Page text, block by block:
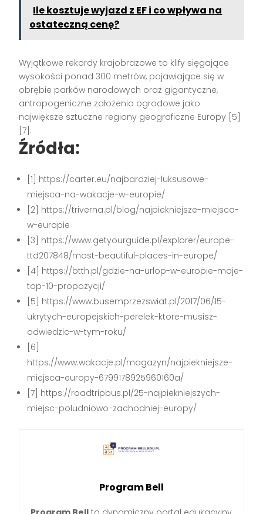
Ile kosztuje wyjazd z EF i co wpływa na
ostateczną cenę?
Wyjątkowe rekordy krajobrazowe to klify sięgające
wysokości ponad 300 metrów, pojawiające się w
obrębie parków narodowych oraz gigantyczne,
antropogeniczne założenia ogrodowe jako
największe sztuczne regiony geograficzne Europy [5]
[7].
Źródła:
[1] https://carter.eu/najbardziej-luksusowe-
miejsca-na-wakacje-w-europie/
[2] https://triverna.pl/blog/najpiekniejsze-miejsca-
w-europie
[3] https://www.getyourguide.pl/explorer/europe-
ttd207848/most-beautiful-places-in-europe/
[4] https://btth.pl/gdzie-na-urlop-w-europie-moje-
top-10-propozycji/
[5] https://www.busemprzezswiat.pl/2017/06/15-
ukrytych-europejskich-perelek-ktore-musisz-
odwiedzic-w-tym-roku/
[6]
https://www.wakacje.pl/magazyn/najpiekniejsze-
miejsca-europy-6799178925960160a/
[7] https://roadtripbus.pl/25-najpiekniejszych-
miejsc-poludniowo-zachodniej-europy/
Program Bell